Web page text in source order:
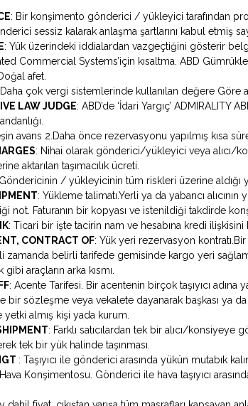
: Bir konşimento gönderici / yükleyici tarafından
sessiz kalarak anlaşma şartlarını kabul etmiş
: Yük üzerindeki iddialardan vazgeçtiğini gösterir
Commercial Systems’için kısaltma. ABD
afet.
çok vergi sistemlerinde kullanılan değere Göre
LAW JUDGE: ABD’de ‘İdari Yargıç’ ADMIRALITY
avans 2.Daha önce rezervasyonu yapılmış kısa
: Nihai olarak gönderici/yükleyici veya alıcı/
aktarılan taşımacılık ücreti.
/ yükleyicinin tüm riskleri üzerine aldığı
: Yükleme talimatı.Yerli ya da yabancı
not. Faturanın bir kopyası ve istenildiği takdirde
: Ticari bir işte tacirin nam ve hesabına kredi ilişkisini
CONTRACT OF: Yük yeri rezervasyon kontratı.Bir
zamanda belirli tarifede gemisinde kargo yeri
gibi araçların arka kısmı.
: Acente Tarifesi. Bir acentenin birçok taşıyıcı adına
bir sözleşme veya vekalete dayanarak başkası ya
almış kişi yada kurum.
: Farklı satıcılardan tek bir alıcı/
tek bir yük halinde taşınması.
: Taşıyıcı ile gönderici arasında yükün mutabık
Konşimentosu. Gönderici ile hava taşıyıcı